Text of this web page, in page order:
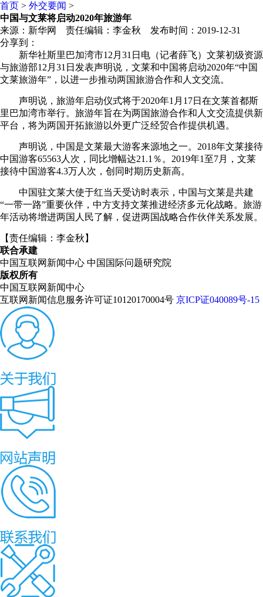
首页 > 外交要闻 >
中国与文莱将启动2020年旅游年
来源：新华网 责任编辑：李金秋 发布时间： 2019-12-31
分享到：
新华社斯里巴加湾市12月31日电（记者薛飞）文莱初级资源
与旅游部12月31日发表声明说，文莱和中国将启动2020年“中国
文莱旅游年”，以进一步推动两国旅游合作和人文交流。
声明说，旅游年启动仪式将于2020年1月17日在文莱首都斯
里巴加湾市举行。旅游年旨在为两国旅游合作和人文交流提供新
平台，将为两国开拓旅游以外更广泛经贸合作提供机遇。
声明说，中国是文莱最大游客来源地之一。2018年文莱接待
中国游客65563人次，同比增幅达21.1％。2019年1至7月，文莱
接待中国游客4.3万人次，创同时期历史新高。
中国驻文莱大使于红当天受访时表示，中国与文莱是共建
“一带一路”重要伙伴，中方支持文莱推进经济多元化战略。旅游
年活动将增进两国人民了解，促进两国战略合作伙伴关系发展。
【责任编辑：李金秋】
联合承建
中国互联网新闻中心 中国国际问题研究院
版权所有
中国互联网新闻中心
互联网新闻信息服务许可证10120170004号 京ICP证040089号-15